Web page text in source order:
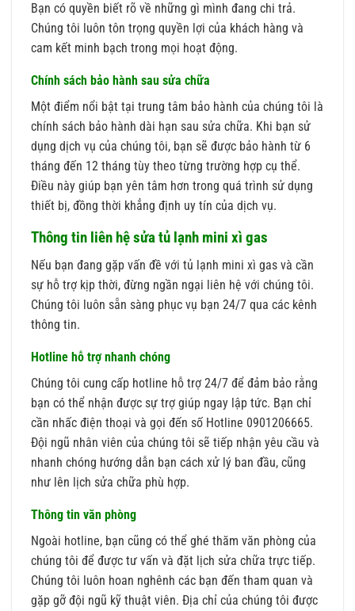
Bạn có quyền biết rõ về những gì mình đang chi trả.
Chúng tôi luôn tôn trọng quyền lợi của khách hàng và
cam kết minh bạch trong mọi hoạt động.
Chính sách bảo hành sau sửa chữa
Một điểm nổi bật tại trung tâm bảo hành của chúng tôi là
chính sách bảo hành dài hạn sau sửa chữa. Khi bạn sử
dụng dịch vụ của chúng tôi, bạn sẽ được bảo hành từ 6
tháng đến 12 tháng tùy theo từng trường hợp cụ thể.
Điều này giúp bạn yên tâm hơn trong quá trình sử dụng
thiết bị, đồng thời khẳng định uy tín của dịch vụ.
Thông tin liên hệ sửa tủ lạnh mini xì gas
Nếu bạn đang gặp vấn đề với tủ lạnh mini xì gas và cần
sự hỗ trợ kịp thời, đừng ngần ngại liên hệ với chúng tôi.
Chúng tôi luôn sẵn sàng phục vụ bạn 24/7 qua các kênh
thông tin.
Hotline hỗ trợ nhanh chóng
Chúng tôi cung cấp hotline hỗ trợ 24/7 để đảm bảo rằng
bạn có thể nhận được sự trợ giúp ngay lập tức. Bạn chỉ
cần nhấc điện thoại và gọi đến số Hotline 0901206665.
Đội ngũ nhân viên của chúng tôi sẽ tiếp nhận yêu cầu và
nhanh chóng hướng dẫn bạn cách xử lý ban đầu, cũng
như lên lịch sửa chữa phù hợp.
Thông tin văn phòng
Ngoài hotline, bạn cũng có thể ghé thăm văn phòng của
chúng tôi để được tư vấn và đặt lịch sửa chữa trực tiếp.
Chúng tôi luôn hoan nghênh các bạn đến tham quan và
gặp gỡ đội ngũ kỹ thuật viên. Địa chỉ của chúng tôi được